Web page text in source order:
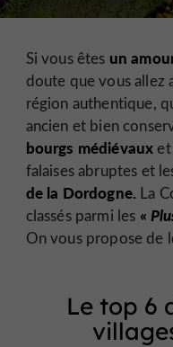
Si vous êtes un
doute que vous allez
région authentique,
ancien et bien
bourgs médiévaux
falaises abruptes et
de la Dordogne. La
classés parmi les «
On vous propose de
Le top 6